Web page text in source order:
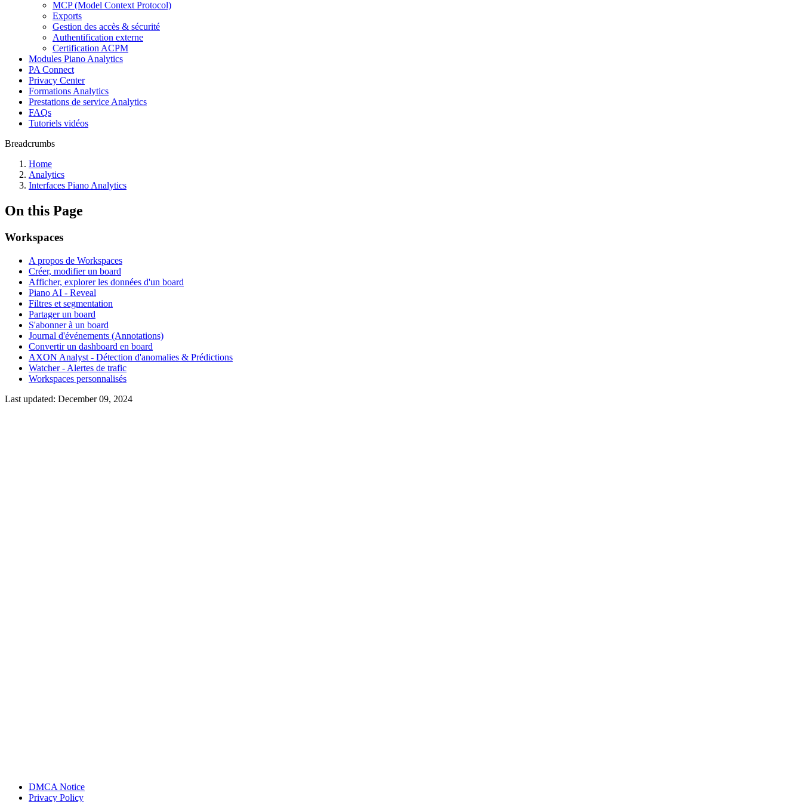
MCP (Model Context Protocol)
Exports
Gestion des accès & sécurité
Authentification externe
Certification ACPM
Modules Piano Analytics
PA Connect
Privacy Center
Formations Analytics
Prestations de service Analytics
FAQs
Tutoriels vidéos
Breadcrumbs
Home
Analytics
Interfaces Piano Analytics
On this Page
Workspaces
A propos de Workspaces
Créer, modifier un board
Afficher, explorer les données d'un board
Piano AI - Reveal
Filtres et segmentation
Partager un board
S'abonner à un board
Journal d'événements (Annotations)
Convertir un dashboard en board
AXON Analyst - Détection d'anomalies & Prédictions
Watcher - Alertes de trafic
Workspaces personnalisés
Last updated: December 09, 2024
DMCA Notice
Privacy Policy